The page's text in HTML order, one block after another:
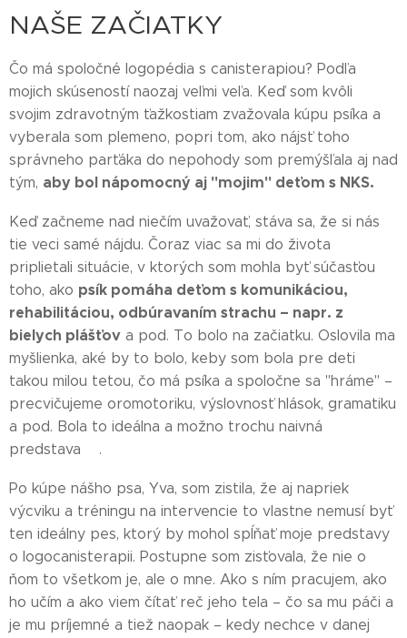
NAŠE ZAČIATKY
Čo má spoločné logopédia s canisterapiou? Podľa
mojich skúseností naozaj veľmi veľa. Keď som kvôli
svojim zdravotným ťažkostiam zvažovala kúpu psíka a
vyberala som plemeno, popri tom, ako nájsť toho
správneho parťáka do nepohody som premýšľala aj nad
tým, aby bol nápomocný aj "mojim" deťom s NKS.
Keď začneme nad niečím uvažovať, stáva sa, že si nás
tie veci samé nájdu. Čoraz viac sa mi do života
priplietali situácie, v ktorých som mohla byť súčasťou
toho, ako psík pomáha deťom s komunikáciou,
rehabilitáciou, odbúravaním strachu – napr. z
bielych plášťov a pod. To bolo na začiatku. Oslovila ma
myšlienka, aké by to bolo, keby som bola pre deti
takou milou tetou, čo má psíka a spoločne sa "hráme" –
precvičujeme oromotoriku, výslovnosť hlások, gramatiku
a pod. Bola to ideálna a možno trochu naivná
predstava😊.
Po kúpe nášho psa, Yva, som zistila, že aj napriek
výcviku a tréningu na intervencie to vlastne nemusí byť
ten ideálny pes, ktorý by mohol spĺňať moje predstavy
o logocanisterapii. Postupne som zisťovala, že nie o
ňom to všetkom je, ale o mne. Ako s ním pracujem, ako
ho učím a ako viem čítať reč jeho tela – čo sa mu páči a
je mu príjemné a tiež naopak – kedy nechce v danej